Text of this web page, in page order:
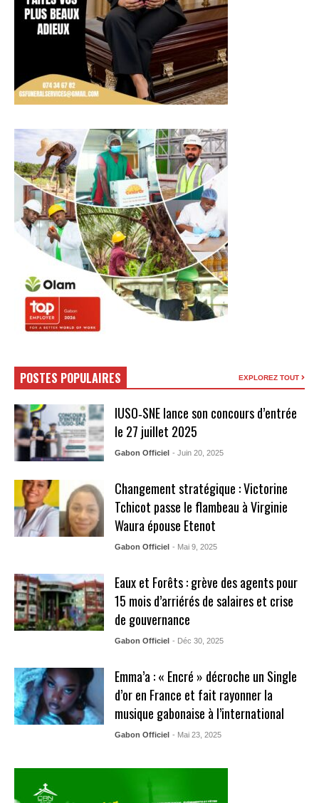
POSTES POPULAIRES EXPLOREZ TOUT
IUSO‑SNE lance son concours d’entrée
le 27 juillet 2025
Gabon Officiel - Juin 20, 2025
Changement stratégique : Victorine
Tchicot passe le flambeau à Virginie
Waura épouse Etenot
Gabon Officiel - Mai 9, 2025
Eaux et Forêts : grève des agents pour
15 mois d’arriérés de salaires et crise
de gouvernance
Gabon Officiel - Déc 30, 2025
Emma’a : « Encré » décroche un Single
d’or en France et fait rayonner la
musique gabonaise à l’international
Gabon Officiel - Mai 23, 2025